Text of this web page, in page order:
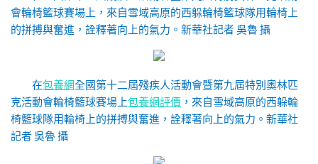
會輪椅籃球賽場上，來自雪域高原的西躲輪椅籃球隊用輪椅上
的拼搏與奮進，詮釋著向上的氣力。 新華社記者 吳魯 攝
在包養網全國第十二屆殘疾人活動會暨第九屆特別奧林匹
克活動會輪椅籃球賽場上包養網評價 ，來自雪域高原的西躲輪
椅籃球隊用輪椅上的拼搏與奮進，詮釋著向上的氣力。 新華社
記者 吳魯 攝